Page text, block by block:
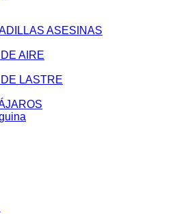
ASESINAS
AIRE
LASTRE